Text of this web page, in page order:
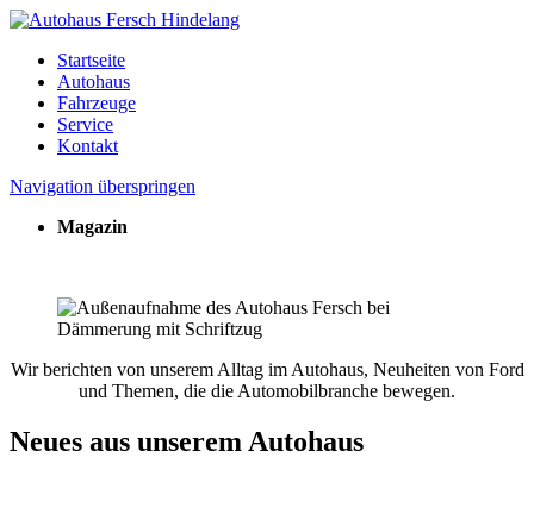
Startseite
Autohaus
Fahrzeuge
Service
Kontakt
Navigation überspringen
Magazin
Wir berichten von unserem Alltag im Autohaus, Neuheiten von Ford
und Themen, die die Automobilbranche bewegen.
Neues aus unserem Autohaus